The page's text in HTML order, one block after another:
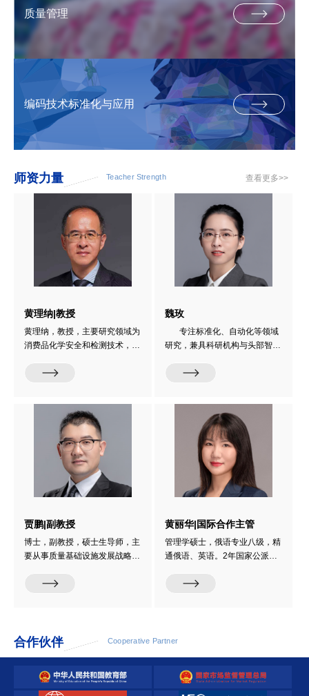
质量管理
编码技术标准化与应用
师资力量 Teacher Strength 查看更多>>
黄理纳|教授
黄理纳，教授，主要研究领域为
消费品化学安全和检测技术，玩
二十五年商检、检验检疫、海关
证、实验室认可等行业工作经
验；熟悉国际、国内消费品质量
安全监管和检测实验室质量保证
体系并创建玩具儿童用品国家级
检测专业实验室。获国务院政府
特殊津贴（2019）。...
魏玫
专注标准化、自动化等领域
研究，兼具科研机构与头部智能
技部、省部级重大科研项目，参
与制修订国家标准5项，参编行
业专著1部，为领域技术规范化
与标准化建设提供实践支撑。获
广东省仪器仪表中级工程师职
称，并持有检验检测资质认定
（CMA）内审员资格证书、国
防计量技术规范培训证书等
贾鹏|副教授
博士，副教授，硕士生导师，主
要从事质量基础设施发展战略、
剂研发及其标准化等研究。201
于深圳出入境检验检疫局，从事
进出境动物及其产品检验检疫。
关，从事新型冠状病毒和动物传
染病检测及实验室认证认可...
黄丽华|国际合作主管
管理学硕士，俄语专业八级，精
通俄语、英语。2年国家公派留
年国际标准化工作经验。曾负责
外标准制修订流程，特别是欧洲
点研发计划‘国家质量基础的共
性技术研究与应用...
合作伙伴 Cooperative Partner